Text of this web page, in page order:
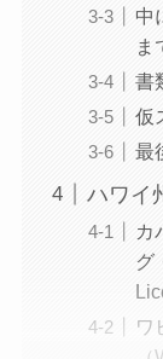
中
ま
書
仮
最
ハワイ
カ
グ
ワ